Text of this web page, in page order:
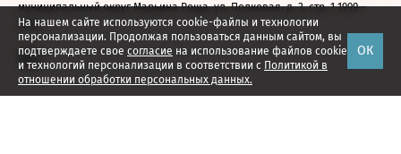
На нашем сайте используются cookie-файлы и технологии
персонализации. Продолжая пользоваться данным сайтом, вы
подтверждаете свое согласие на использование файлов cookie
и технологий персонализации в соответствии с Политикой в
отношении обработки персональных данных.
ОК
муниципальный округ Марьина Роща, ул. Полковая, д. 3, стр. 1 1999—
2026